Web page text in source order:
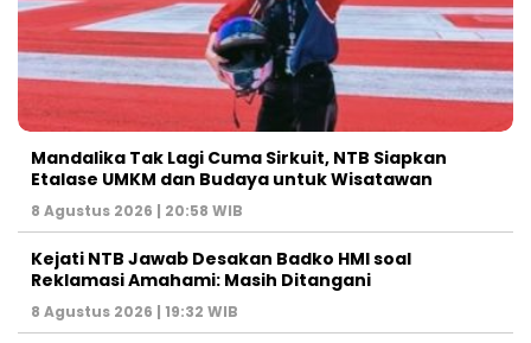
Mandalika Tak Lagi Cuma Sirkuit, NTB Siapkan
Etalase UMKM dan Budaya untuk Wisatawan
8 Agustus 2026 | 20:58 WIB
Kejati NTB Jawab Desakan Badko HMI soal
Reklamasi Amahami: Masih Ditangani
8 Agustus 2026 | 19:32 WIB